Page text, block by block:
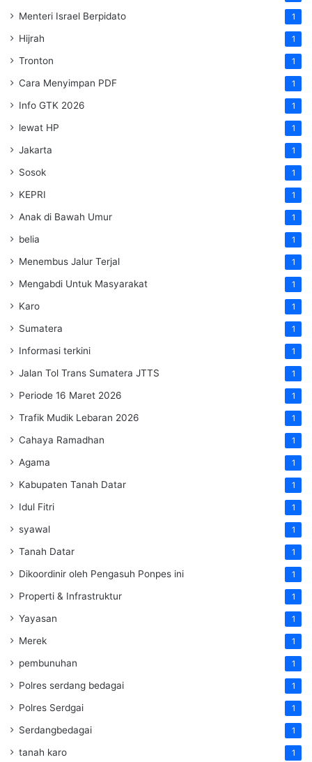
Menteri Israel Berpidato 1
Hijrah 1
Tronton 1
Cara Menyimpan PDF 1
Info GTK 2026 1
lewat HP 1
Jakarta 1
Sosok 1
KEPRI 1
Anak di Bawah Umur 1
belia 1
Menembus Jalur Terjal 1
Mengabdi Untuk Masyarakat 1
Karo 1
Sumatera 1
Informasi terkini 1
Jalan Tol Trans Sumatera JTTS 1
Periode 16 Maret 2026 1
Trafik Mudik Lebaran 2026 1
Cahaya Ramadhan 1
Agama 1
Kabupaten Tanah Datar 1
Idul Fitri 1
syawal 1
Tanah Datar 1
Dikoordinir oleh Pengasuh Ponpes ini 1
Properti & Infrastruktur 1
Yayasan 1
Merek 1
pembunuhan 1
Polres serdang bedagai 1
Polres Serdgai 1
Serdangbedagai 1
tanah karo 1